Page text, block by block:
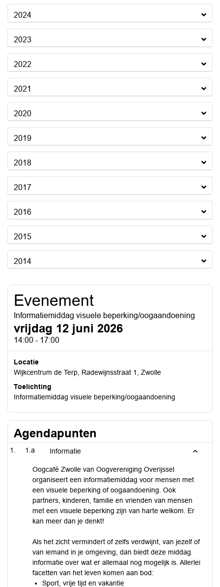
2024
2023
2022
2021
2020
2019
2018
2017
2016
2015
2014
Evenement
Informatiemiddag visuele beperking/oogaandoening
vrijdag 12 juni 2026
14:00 - 17:00
Locatie
Wijkcentrum de Terp, Radewijnsstraat 1, Zwolle
Toelichting
Informatiemiddag visuele beperking/oogaandoening
Agendapunten
1.a Informatie
Oogcafé Zwolle van Oogvereniging Overijssel
organiseert een informatiemiddag voor mensen met
een visuele beperking of oogaandoening. Ook
partners, kinderen, familie en vrienden van mensen
met een visuele beperking zijn van harte welkom. Er
kan meer dan je denkt!
Als het zicht vermindert of zelfs verdwijnt, van jezelf of
van iemand in je omgeving, dan biedt deze middag
informatie over wat er allemaal nog mogelijk is. Allerlei
facetten van het leven komen aan bod:
Sport, vrije tijd en vakantie